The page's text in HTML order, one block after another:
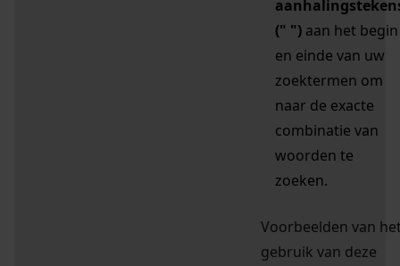
(" ") aan het begin
en einde van uw
zoektermen om
naar de exacte
combinatie van
woorden te
zoeken.
Voorbeelden van
gebruik van deze